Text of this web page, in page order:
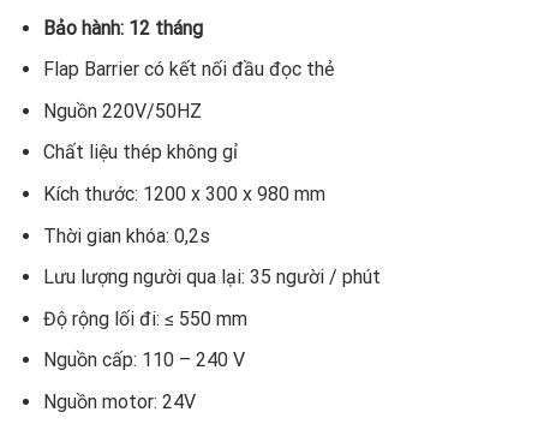
Bảo hành: 12 tháng
Flap Barrier có kết nối đầu đọc thẻ
Nguồn 220V/50HZ
Chất liệu thép không gỉ
Kích thước: 1200 x 300 x 980 mm
Thời gian khóa: 0,2s
Lưu lượng người qua lại: 35 người / phút
Độ rộng lối đi: ≤ 550 mm
Nguồn cấp: 110 – 240 V
Nguồn motor: 24V